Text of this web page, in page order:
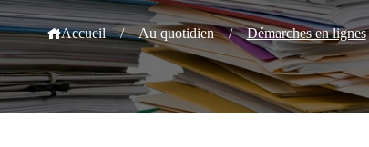
Accueil / Au quotidien / Démarches en lignes